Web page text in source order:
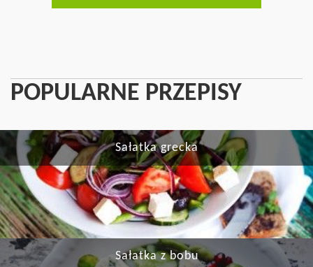
POPULARNE PRZEPISY
Sałatka grecka
Sałatka z bobu